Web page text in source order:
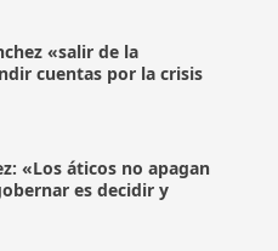
«salir de la
cuentas por la crisis
«Los áticos no apagan
es decidir y